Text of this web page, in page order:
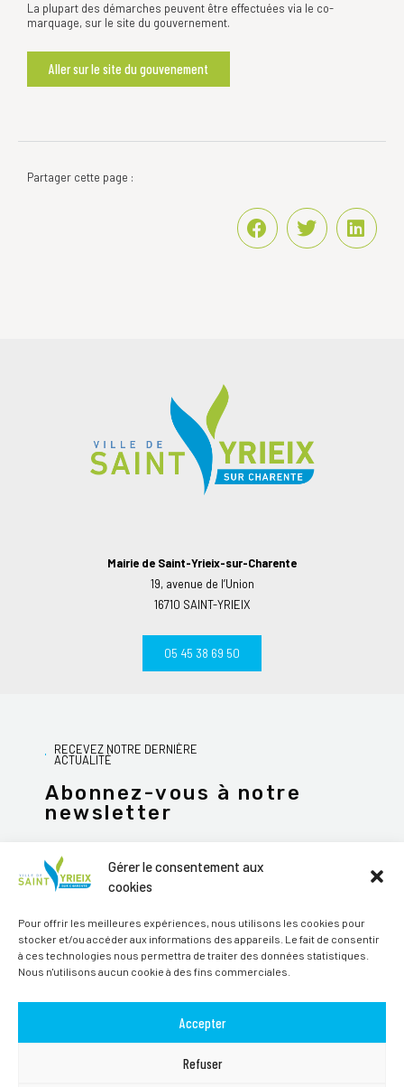
Gérer le consentement aux
cookies
Pour offrir les meilleures expériences, nous utilisons les cookies pour
stocker et/ou accéder aux informations des appareils. Le fait de consentir
à ces technologies nous permettra de traiter des données statistiques.
Nous n'utilisons aucun cookie à des fins commerciales.
Accepter
Refuser
La plupart des démarches peuvent être effectuées via le co-
marquage, sur le site du gouvernement.
Aller sur le site du gouvenement
Partager cette page :
Mairie de Saint-Yrieix-sur-Charente
19, avenue de l’Union
16710 SAINT-YRIEIX
05 45 38 69 50
RECEVEZ NOTRE DERNIÈRE
ACTUALITÉ
Abonnez-vous à notre
newsletter
JE M'ABONNE
Alternative: